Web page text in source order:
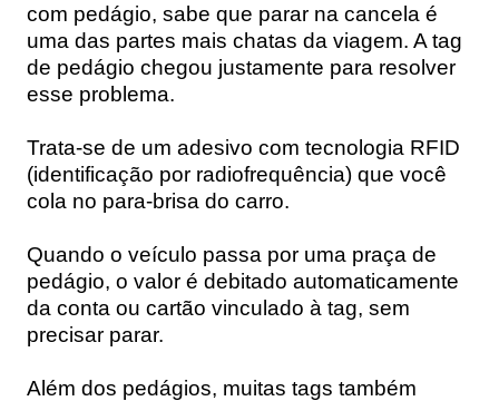
com pedágio, sabe que parar na cancela é
uma das partes mais chatas da viagem. A tag
de pedágio chegou justamente para resolver
esse problema.
Trata-se de um adesivo com tecnologia RFID
(identificação por radiofrequência) que você
cola no para-brisa do carro.
Quando o veículo passa por uma praça de
pedágio, o valor é debitado automaticamente
da conta ou cartão vinculado à tag, sem
precisar parar.
Além dos pedágios, muitas tags também